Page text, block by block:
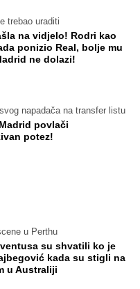
trebao uraditi
na vidjelo! Rodri kao
ponizio Real, bolje mu
ne dolazi!
napadača na transfer listu
povlači
potez!
u Perthu
su shvatili ko je
kada su stigli na
u Australiji